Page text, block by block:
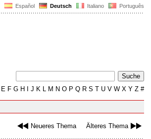
Español Deutsch Italiano Português
E F G H J K L M N O P Q R S T U V W X Y Z #
Neueres Thema Älteres Thema